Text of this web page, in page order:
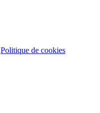
Politique de cookies